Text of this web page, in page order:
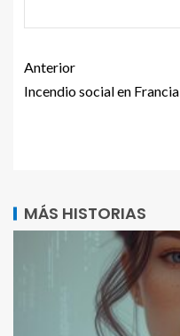
Anterior
Incendio social en Francia
MÁS HISTORIAS